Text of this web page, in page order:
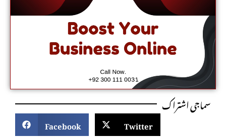
سماجی اشتراک
Facebook
Twitter